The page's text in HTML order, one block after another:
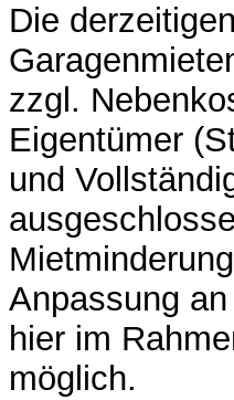
Die
zzgl.
Eigentümer
und
Anpassung
hier im
möglich.